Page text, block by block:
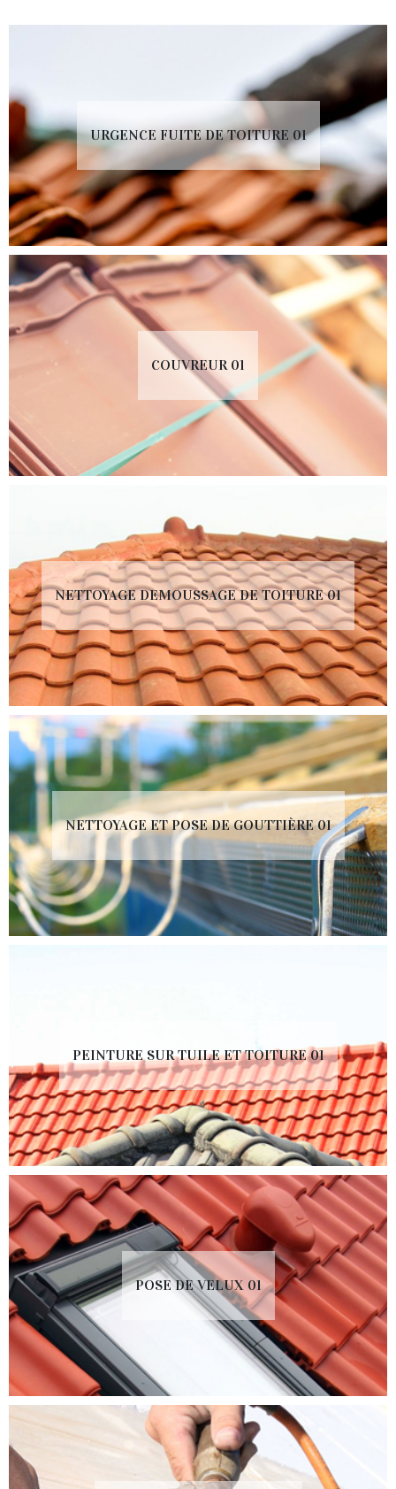
URGENCE FUITE DE TOITURE 01
COUVREUR 01
NETTOYAGE DEMOUSSAGE DE TOITURE 01
NETTOYAGE ET POSE DE GOUTTIÈRE 01
PEINTURE SUR TUILE ET TOITURE 01
POSE DE VELUX 01